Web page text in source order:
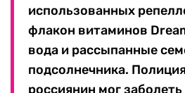
использованных
флакон витаминов
вода и рассыпанные
подсолнечника.
россиянин мог